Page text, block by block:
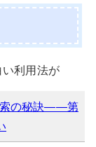
利用法が
索の秘訣――第